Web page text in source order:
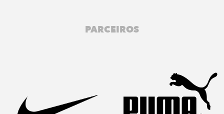
PARCEIROS